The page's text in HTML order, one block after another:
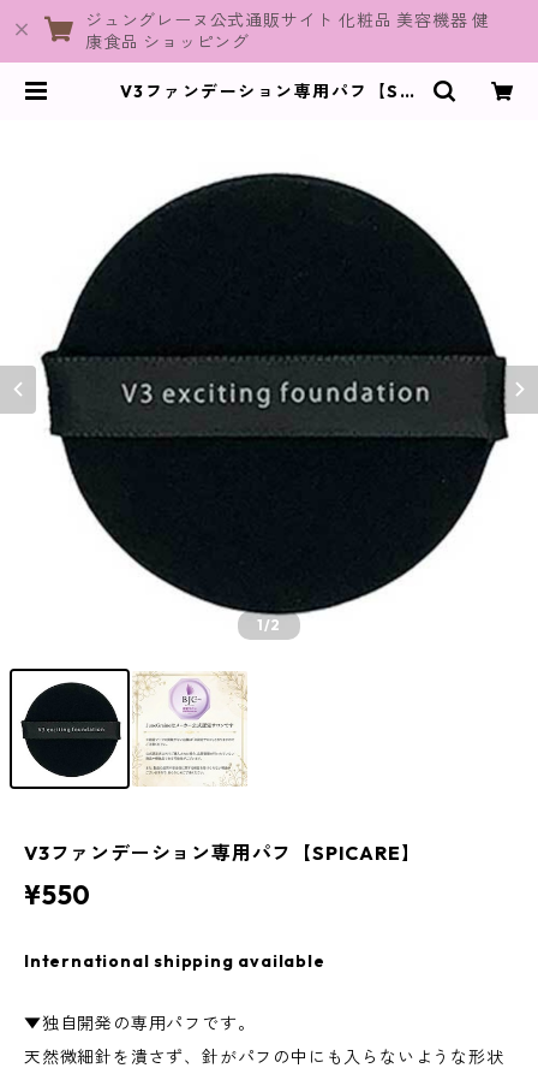
ジュングレーヌ公式通販サイト 化粧品 美容機器 健
康食品 ショッピング
V3ファンデーション専用パフ【SPI
1/2
V3ファンデーション専用パフ【SPICARE】
¥550
International shipping available
▼独自開発の専用パフです。
天然微細針を潰さず、針がパフの中にも入らないような形状